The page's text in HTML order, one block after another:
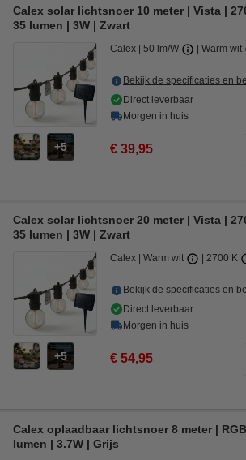
Calex solar lichtsnoer 10 meter | Vista |
35 lumen | 3W | Zwart
5
Calex 50 lm/W Warm wit
Bekijk de specificaties en
Direct leverbaar
Morgen in huis
€ 39,95
Calex solar lichtsnoer 20 meter | Vista |
35 lumen | 3W | Zwart
5
Calex Warm wit 2700 K
Bekijk de specificaties en
Direct leverbaar
Morgen in huis
€ 54,95
Calex oplaadbaar lichtsnoer 8 meter |
lumen | 3.7W | Grijs